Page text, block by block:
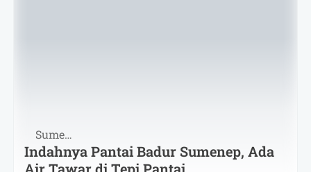
Sumenep
Indahnya Pantai Badur Sumenep, Ada
Air Tawar di Tepi Pantai